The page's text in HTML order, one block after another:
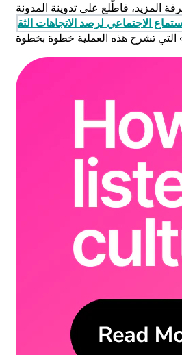
المزيد، فاطّلع على تدوينة المدونة
الاجتماعي لرصد الاتجاهات الثق